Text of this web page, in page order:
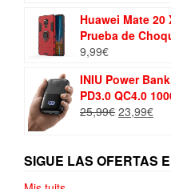
Huawei Mate
Prueba de
9,99€
INIU Power
PD3.0 QC4.0
25,99€ El
era:
23,99€El
es:
SIGUE LAS OFERTAS